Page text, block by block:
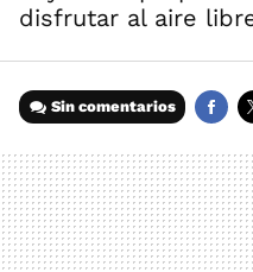
disfrutar al aire
Sin comentarios